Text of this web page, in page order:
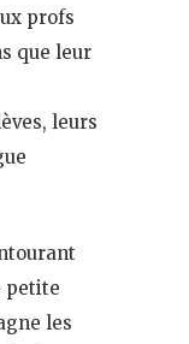
profs
que leur
leurs
petite
les